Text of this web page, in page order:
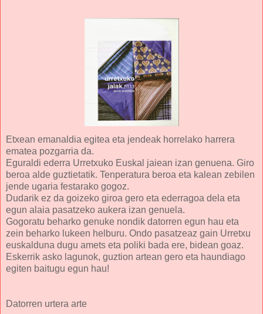
Etxean emanaldia egitea eta jendeak horrelako harrera
ematea pozgarria da.
Eguraldi ederra Urretxuko Euskal jaiean izan genuena. Giro
beroa alde guztietatik. Tenperatura beroa eta kalean zebilen
jende ugaria festarako gogoz.
Dudarik ez da goizeko giroa gero eta ederragoa dela eta
egun alaia pasatzeko aukera izan genuela.
Gogoratu beharko genuke nondik datorren egun hau eta
zein beharko lukeen helburu. Ondo pasatzeaz gain Urretxu
euskalduna dugu amets eta poliki bada ere, bidean goaz.
Eskerrik asko lagunok, guztion artean gero eta haundiago
egiten baitugu egun hau!
Datorren urtera arte